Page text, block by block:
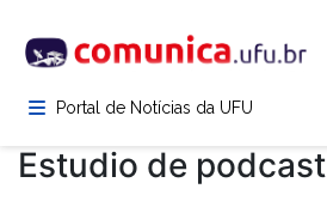
para
conteúdoPortal de Notícias da UFU
Estudio de podcast